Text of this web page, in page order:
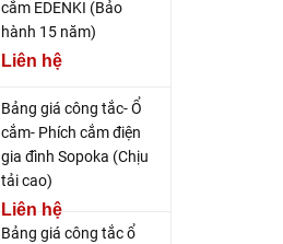
cắm EDENKI (Bảo
hành 15 năm)
Liên hệ
Bảng giá công tắc- Ổ
cắm- Phích cắm điện
gia đình Sopoka (Chịu
tải cao)
Liên hệ
Bảng giá công tắc ổ